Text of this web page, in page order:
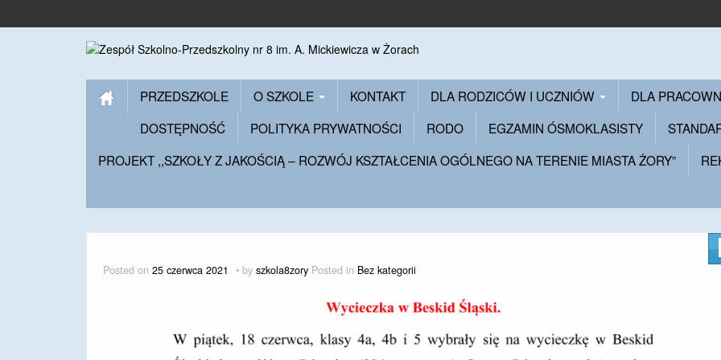
PRZEDSZKOLE O SZKOLE KONTAKT DLA RODZICÓW I UCZNIÓW DLA
DOSTĘPNOŚĆ
POLITYKA PRYWATNOŚCI RODO EGZAMIN ÓSMOKLASISTY
PROJEKT ,,SZKOŁY Z JAKOŚCIĄ – ROZWÓJ KSZTAŁCENIA OGÓLNEGO NA TERENIE MIASTA ŻORY”
Posted on 25 czerwca 2021 by szkola8zory Posted in Bez kategorii